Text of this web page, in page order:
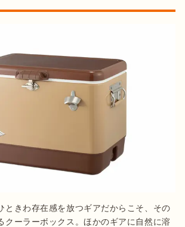
ときわ存在感を放つギアだからこそ、その
クーラーボックス。ほかのギアに自然に溶